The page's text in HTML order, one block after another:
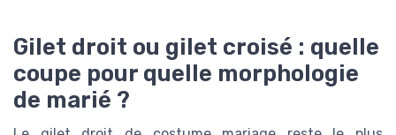
Gilet droit ou gilet croisé : quelle
coupe pour quelle morphologie
de marié ?